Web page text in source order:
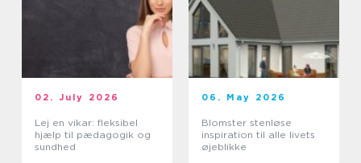
02. July 2026
Lej en vikar: fleksibel
hjælp til pædagogik og
sundhed
06. May 2026
Blomster stenløse
inspiration til alle livets
øjeblikke